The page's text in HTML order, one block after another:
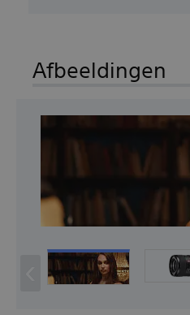
Afbeeldingen